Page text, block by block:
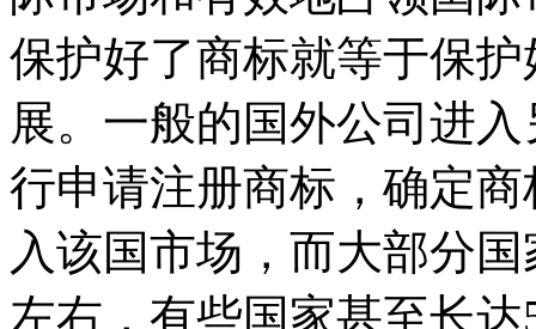
保护好了商标就等于保
展。一般的国外公司进
行申请注册商标，确定
入该国市场，而大部分
左右，有些国家甚至长